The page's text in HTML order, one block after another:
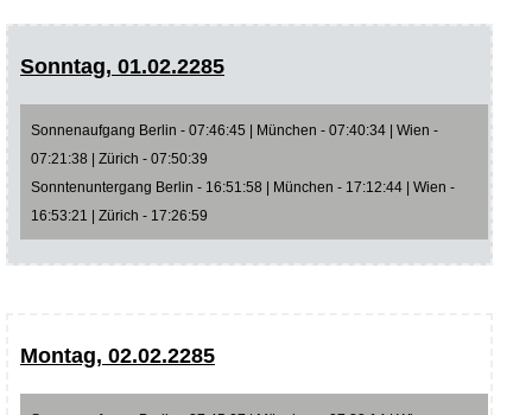
Sonntag, 01.02.2285
Sonnenaufgang Berlin - 07:46:45 | München - 07:40:34 | Wien -
07:21:38 | Zürich - 07:50:39
Sonntenuntergang Berlin - 16:51:58 | München - 17:12:44 | Wien -
16:53:21 | Zürich - 17:26:59
Montag, 02.02.2285